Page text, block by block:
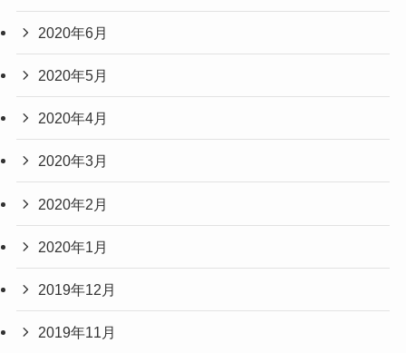
2020年6月
2020年5月
2020年4月
2020年3月
2020年2月
2020年1月
2019年12月
2019年11月